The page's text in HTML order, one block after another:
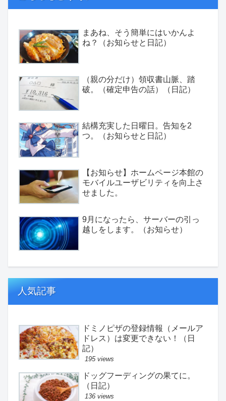
まあね、そう簡単にはいかんよ
ね？（お知らせと日記）
（親の分だけ）領収書山脈、踏
破。（確定申告の話）（日記）
結構充実した日曜日。告知を2
つ。（お知らせと日記）
【お知らせ】ホームページ本館の
モバイルユーザビリティを向上さ
せました。
9月になったら、サーバーの引っ
越しをします。（お知らせ）
人気記事
ドミノピザの登録情報（メールア
ドレス）は変更できない！（日
記）
195 views
ドッグフーディングの果てに。
（日記）
136 views